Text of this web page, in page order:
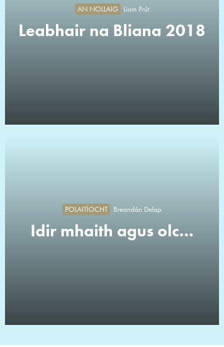
Leabhair na Bliana 2018
AN NOLLAIG Liam Prút
Idir mhaith agus olc…
POLAITÍOCHT Breandán Delap